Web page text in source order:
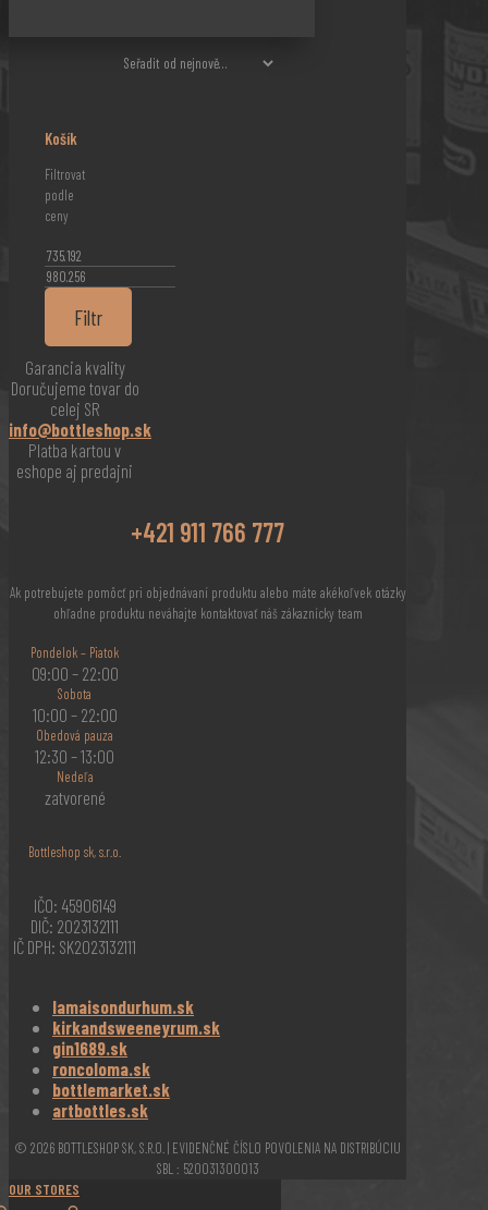
Košík
Filtrovat
podle
ceny
Minimální
cena
Maximální
cena
Filtr
Garancia kvality
Doručujeme tovar do
celej SR
info@bottleshop.sk
Platba kartou v
eshope aj predajni
+421 911 766 777
Ak potrebujete pomôcť pri objednávaní produktu alebo máte akékoľvek otázky
ohľadne produktu neváhajte kontaktovať náš zákaznícky team
Pondelok – Piatok
09:00 – 22:00
Sobota
10:00 – 22:00
Obedová pauza
12:30 – 13:00
Nedeľa
zatvorené
Bottleshop sk, s.r.o.
IČO: 45906149
DIČ: 2023132111
IČ DPH: SK2023132111
lamaisondurhum.sk
kirkandsweeneyrum.sk
gin1689.sk
roncoloma.sk
bottlemarket.sk
artbottles.sk
© 2026 BOTTLESHOP SK, S.R.O. | EVIDENČNÉ ČÍSLO POVOLENIA NA DISTRIBÚCIU
SBL : 520031300013
OUR STORES